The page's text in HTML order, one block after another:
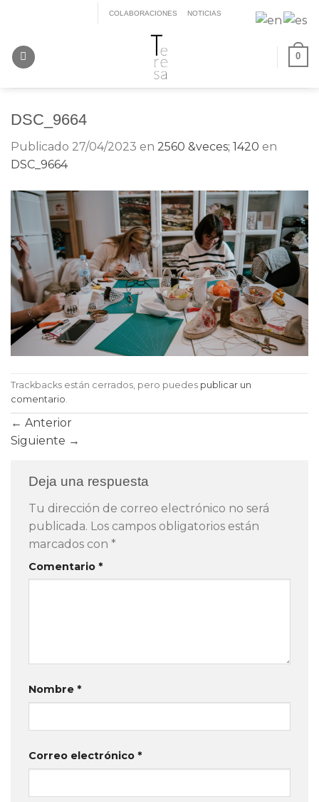
contenido
COLABORACIONES NOTICIAS
0
DSC_9664
Publicado 27/04/2023 en 2560 &veces; 1420 en
DSC_9664
Trackbacks están cerrados, pero puedes publicar un
comentario.
← Anterior
Siguiente →
Deja una respuesta
Tu dirección de correo electrónico no será
publicada. Los campos obligatorios están
marcados con *
Comentario *
Nombre *
Correo electrónico *